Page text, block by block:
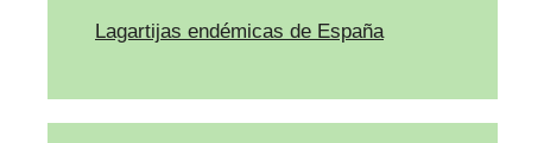
Lagartijas endémicas de España